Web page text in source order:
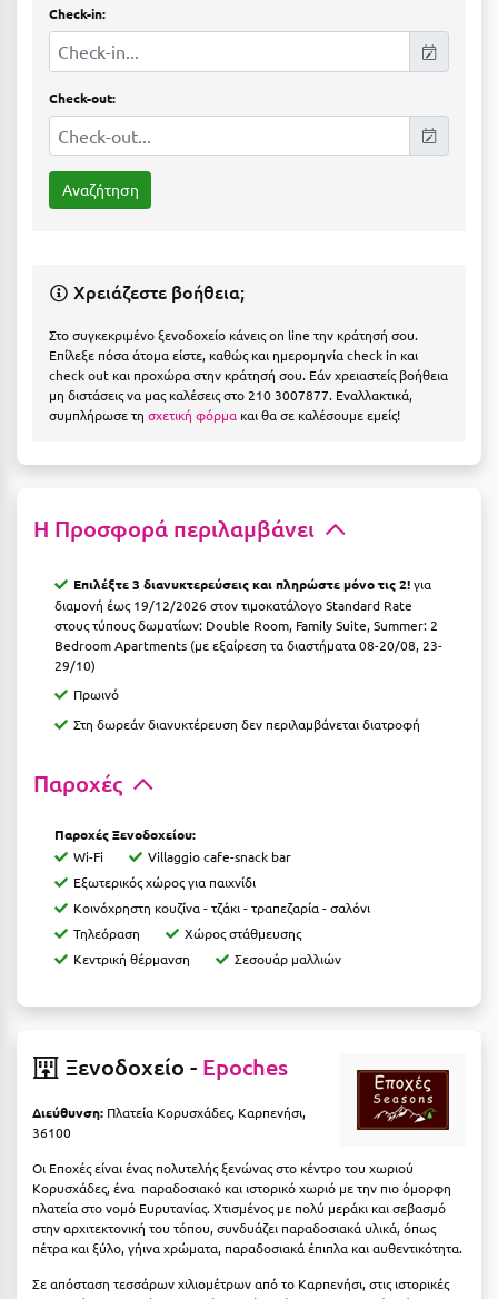
Ερμιόνη
Εύβοια
Ευρυτανία
Ηλεία
Ηράκλειο
Θ
Θεσσαλονίκη
Ιεράπετρα
Ιθάκη
Ικαρία
Ίος
Καλάβρυτα
Καλαμάτα
Κάλυμνος
Καμένα Βούρλα
Καρδάμαινα
Καρδαμύλη
Check-in:
Check-out:
Χρειάζεστε βοήθεια;
Στο συγκεκριμένο ξενοδοχείο κάνεις on line την κράτησή σου.
Επίλεξε πόσα άτομα είστε, καθώς και ημερομηνία check in και
check out και προχώρα στην κράτησή σου. Εάν χρειαστείς βοήθεια
μη διστάσεις να μας καλέσεις στο 210 3007877. Εναλλακτικά,
συμπλήρωσε τη σχετική φόρμα και θα σε καλέσουμε εμείς!
Η Προσφορά περιλαμβάνει
Επιλέξτε 3 διανυκτερεύσεις και πληρώστε μόνο τις 2!για
διαμονή έως 19/12/2026 στον τιμοκατάλογο Standard Rate
στους τύπους δωματίων: Double Room, Family Suite, Summer: 2
Bedroom Apartments (με εξαίρεση τα διαστήματα 08-20/08, 23-
29/10)
Πρωινό
Στη δωρεάν διανυκτέρευση δεν περιλαμβάνεται διατροφή
Παροχές
Παροχές Ξενοδοχείου:
Wi-Fi
Villaggio cafe-snack bar
Εξωτερικός χώρος για παιχνίδι
Κοινόχρηστη κουζίνα - τζάκι - τραπεζαρία - σαλόνι
Τηλεόραση
Χώρος στάθμευσης
Κεντρική θέρμανση
Σεσουάρ μαλλιών
Ξενοδοχείο - Epoches
Διεύθυνση: Πλατεία Κορυσχάδες, Καρπενήσι,
36100
Οι Εποχές είναι ένας πολυτελής ξενώνας στο κέντρο του χωριού
Κορυσχάδες, ένα παραδοσιακό και ιστορικό χωριό με την πιο όμορφη
πλατεία στο νομό Ευρυτανίας. Χτισμένος με πολύ μεράκι και σεβασμό
στην αρχιτεκτονική του τόπου, συνδυάζει παραδοσιακά υλικά, όπως
πέτρα και ξύλο, γήινα χρώματα, παραδοσιακά έπιπλα και αυθεντικότητα.
Σε απόσταση τεσσάρων χιλιομέτρων από το Καρπενήσι, στις ιστορικές